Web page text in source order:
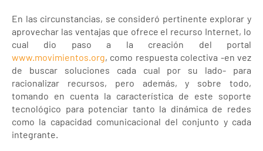
En las circunstancias, se consideró pertinente explorar y
aprovechar las ventajas que ofrece el recurso Internet, lo
cual dio paso a la creación del portal
www.movimientos.org, como respuesta colectiva -en vez
de buscar soluciones cada cual por su lado- para
racionalizar recursos, pero además, y sobre todo,
tomando en cuenta la característica de este soporte
tecnológico para potenciar tanto la dinámica de redes
como la capacidad comunicacional del conjunto y cada
integrante.